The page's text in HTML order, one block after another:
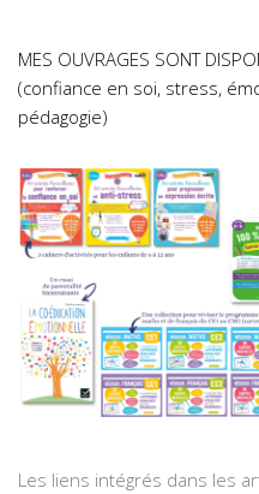
MES OUVRAGES SONT
(confiance en soi, stress,
pédagogie)
Les liens intégrés dans les